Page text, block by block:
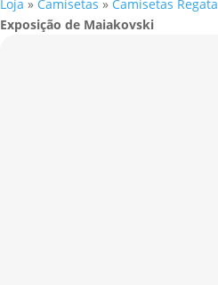
Loja » Camisetas » Camisetas Regata
Exposição de Maiakovski